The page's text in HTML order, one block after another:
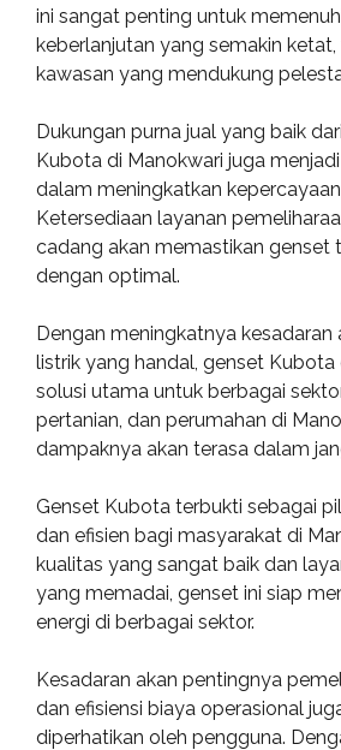
ini sangat penting untuk
keberlanjutan yang semakin
kawasan yang mendukung
Dukungan purna jual yang baik
Kubota di Manokwari juga
dalam meningkatkan
Ketersediaan layanan
cadang akan memastikan genset
dengan optimal.
Dengan meningkatnya kesadaran
listrik yang handal, genset
solusi utama untuk berbagai
pertanian, dan perumahan di
dampaknya akan terasa dalam
Genset Kubota terbukti sebagai
dan efisien bagi masyarakat di
kualitas yang sangat baik dan
yang memadai, genset ini siap
energi di berbagai sektor.
Kesadaran akan pentingnya
dan efisiensi biaya operasional
diperhatikan oleh pengguna.